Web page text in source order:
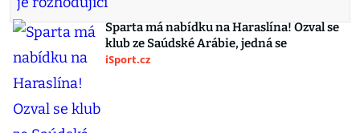
Sparta má nabídku na Haraslína! Ozval se
klub ze Saúdské Arábie, jedná se
iSport.cz